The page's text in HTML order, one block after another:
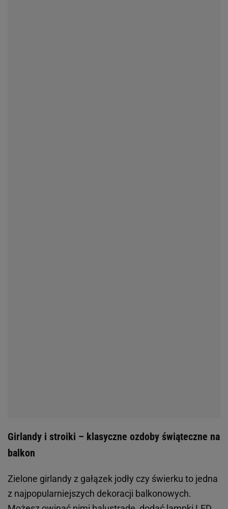
Girlandy i stroiki – klasyczne ozdoby świąteczne na
balkon
Zielone girlandy z gałązek jodły czy świerku to jedna
z najpopularniejszych dekoracji balkonowych.